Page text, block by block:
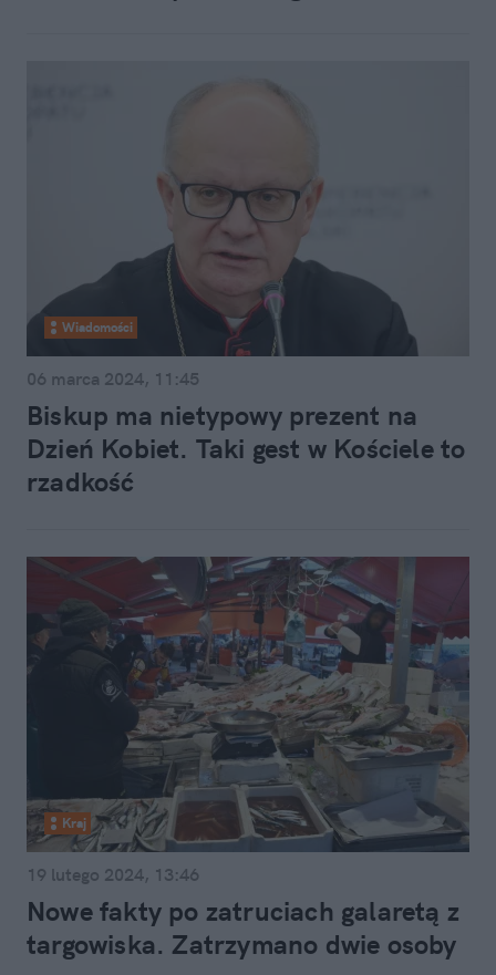
Wiadomości
06 marca 2024, 11:45
Biskup ma nietypowy prezent na
Dzień Kobiet. Taki gest w Kościele to
rzadkość
Kraj
19 lutego 2024, 13:46
Nowe fakty po zatruciach galaretą z
targowiska. Zatrzymano dwie osoby